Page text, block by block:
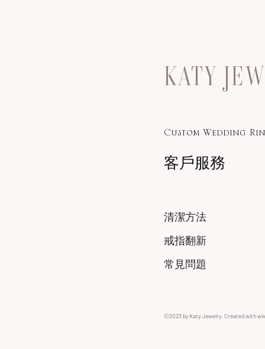
KATY
Custom Wedding
客戶服務
清潔方法
戒指翻新
常見問題
©2023 by Katy Jewelry. Created with